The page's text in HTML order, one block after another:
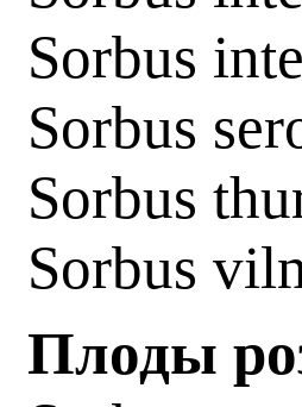
Sorbus
Sorbus
Sorbus
Sorbus
Плоды